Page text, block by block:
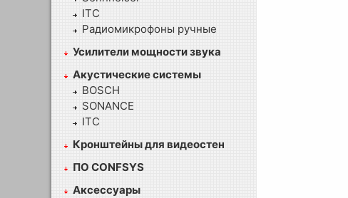
ITC
Радиомикрофоны ручные
Усилители мощности звука
Акустические системы
BOSCH
SONANCE
ITC
Кронштейны для видеостен
ПО CONFSYS
Аксессуары